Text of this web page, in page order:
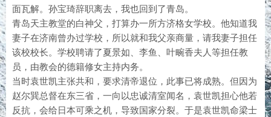
面瓦解。孙宝琦辞职离去，我也回到了青岛。
青岛天主教堂的白神父，打算办一所方济格女学校。他知道我
妻子在济南曾办过学校，所以就和我父亲商量，请我妻子担任
该校校长。学校聘请了夏景如、李鱼、叶畹香夫人等担任教
员，由教会的德籍修女主持内务。
当时袁世凯主张共和，要求清帝退位，此事已将成熟。但因为
赵尔巽总督在东三省，一向以忠诚清室闻名，袁世凯担心他若
反抗，会给日本可乘之机，导致国家分裂。于是袁世凯命梁士